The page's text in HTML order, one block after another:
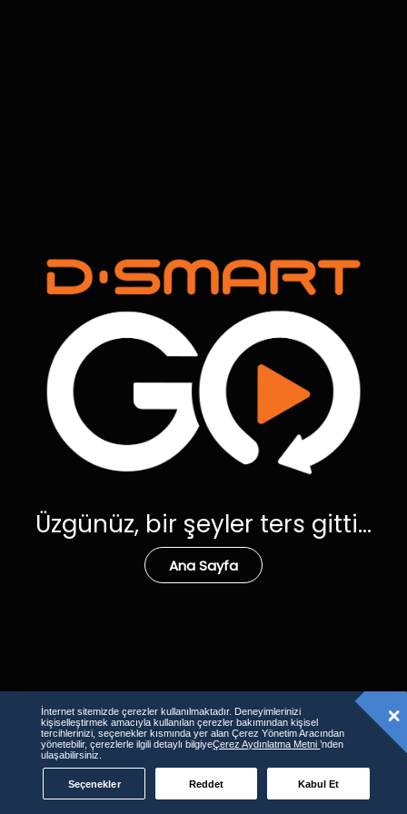
Üzgünüz, bir şeyler ters gitti...
Ana Sayfa
İnternet sitemizde çerezler kullanılmaktadır. Deneyimlerinizi
kişiselleştirmek amacıyla kullanılan çerezler bakımından kişisel
tercihlerinizi, seçenekler kısmında yer alan Çerez Yönetim Aracından
yönetebilir, çerezlerle ilgili detaylı bilgiyeÇerez Aydınlatma Metni’nden
ulaşabilirsiniz.
Seçenekler Reddet Kabul Et